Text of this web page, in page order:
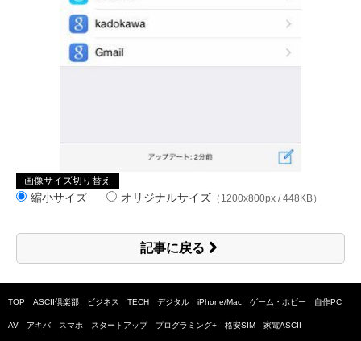
画像サイズ切り替え
縮小サイズ オリジナルサイズ （1200x800px / 448KB）
記事に戻る
TOP ASCII倶楽部 ビジネス TECH デジタル iPhone/Mac ゲーム・ホビー 自作PC
AV アキバ スマホ スタートアップ プログラミング+ 格安SIM 家電ASCII